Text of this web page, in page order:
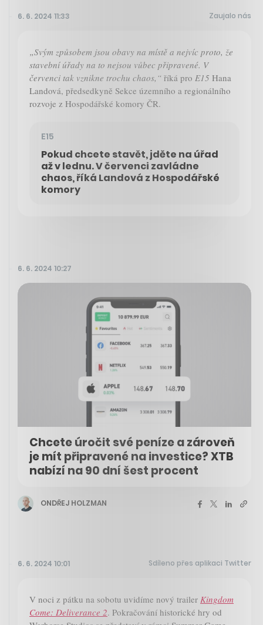
6. 6. 2024 11:33 Zaujalo nás
„Svým způsobem jsou obavy na místě a nejvíc proto, že
stavební úřady na to nejsou vůbec připravené. V
červenci tak vznikne trochu chaos,“ říká pro E15 Hana
Landová, předsedkyně Sekce územního a regionálního
rozvoje z Hospodářské komory ČR.
E15
Pokud chcete stavět, jděte na úřad
až v lednu. V červenci zavládne
chaos, říká Landová z Hospodářské
komory
6. 6. 2024 10:27
Chcete úročit své peníze a zároveň
je mít připravené na investice? XTB
nabízí na 90 dní šest procent
ONDŘEJ HOLZMAN
6. 6. 2024 10:01 Sdíleno přes aplikaci Twitter
V noci z pátku na sobotu uvidíme nový trailer Kingdom
Come: Deliverance 2. Pokračování historické hry od